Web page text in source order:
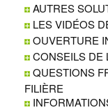
AUTRES
LES VIDÉOS
OUVERTURE
CONSEILS DE
QUESTIONS
FILIÈRE